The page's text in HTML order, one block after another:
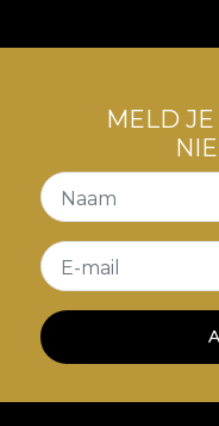
MELD
Naam
E-mail